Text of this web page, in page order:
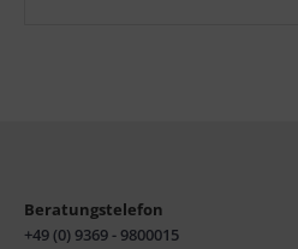
Beratungstelefon
+49 (0) 9369 - 9800015